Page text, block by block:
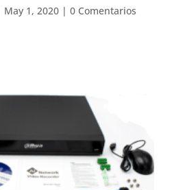
May 1, 2020| 0 Comentarios